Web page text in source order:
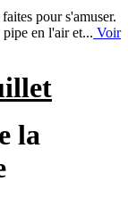
pour s'amuser.
en l'air et... Voir
la